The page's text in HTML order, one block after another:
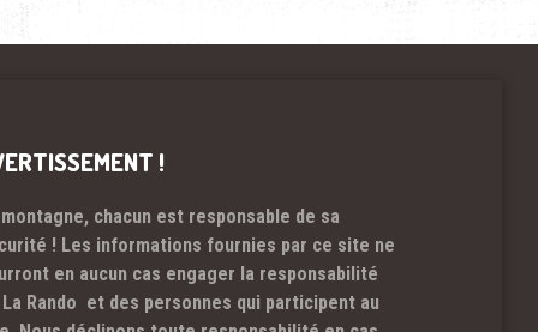
!
montagne, chacun est responsable de sa
! Les informations fournies par ce site ne
en aucun cas engager la responsabilité
Rando et des personnes qui participent au